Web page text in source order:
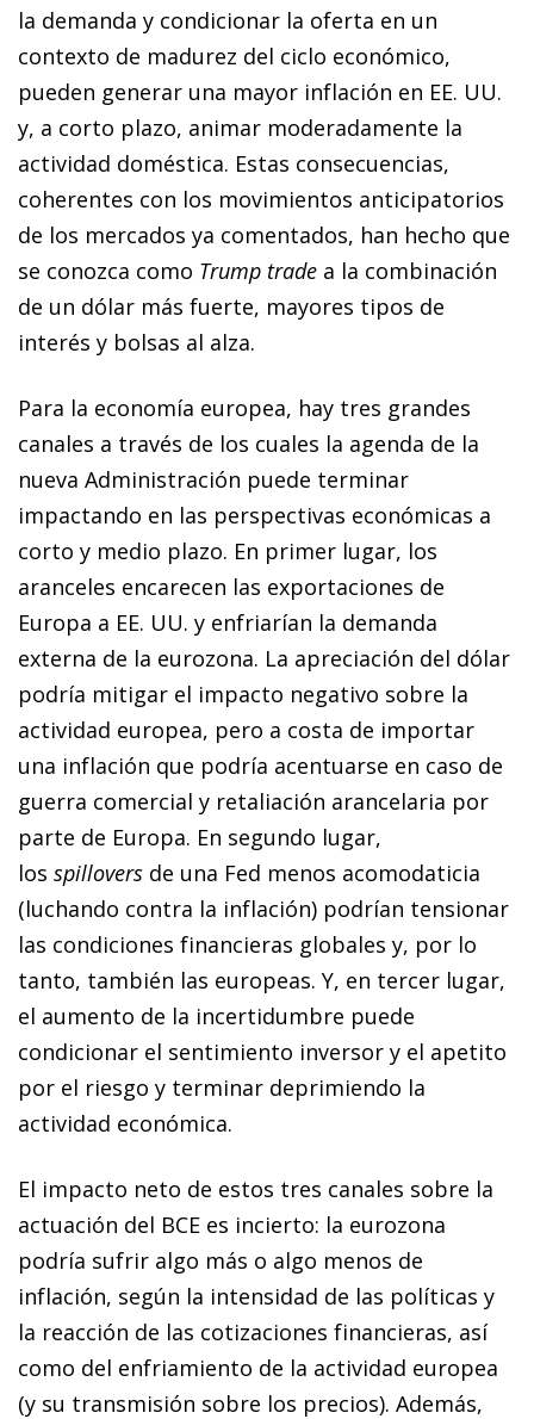
la demanda y condicionar la oferta en un
contexto de madurez del ciclo económico,
pueden generar una mayor inflación en EE. UU.
y, a corto plazo, animar moderadamente la
actividad doméstica. Estas consecuencias,
coherentes con los movimientos anticipatorios
de los mercados ya comentados, han hecho que
se conozca como Trump trade a la combinación
de un dólar más fuerte, mayores tipos de
interés y bolsas al alza.
Para la economía europea, hay tres grandes
canales a través de los cuales la agenda de la
nueva Administración puede terminar
impactando en las perspectivas económicas a
corto y medio plazo. En primer lugar, los
aranceles encarecen las exportaciones de
Europa a EE. UU. y enfriarían la demanda
externa de la eurozona. La apreciación del dólar
podría mitigar el impacto negativo sobre la
actividad europea, pero a costa de importar
una inflación que podría acentuarse en caso de
guerra comercial y retaliación arancelaria por
parte de Europa. En segundo lugar,
los spillovers de una Fed menos acomodaticia
(luchando contra la inflación) podrían tensionar
las condiciones financieras globales y, por lo
tanto, también las europeas. Y, en tercer lugar,
el aumento de la incertidumbre puede
condicionar el sentimiento inversor y el apetito
por el riesgo y terminar deprimiendo la
actividad económica.
El impacto neto de estos tres canales sobre la
actuación del BCE es incierto: la eurozona
podría sufrir algo más o algo menos de
inflación, según la intensidad de las políticas y
la reacción de las cotizaciones financieras, así
como del enfriamiento de la actividad europea
(y su transmisión sobre los precios). Además,